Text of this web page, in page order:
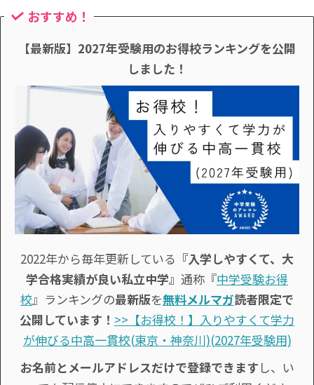
おすすめ！
【最新版】2027年受験用のお得校ランキングを公開
しました！
2022年から毎年更新している 『入学しやすくて、大
学合格実績が良い私立中学』 通称『中学受験お得
校』ランキングの最新版を無料メルマガ読者限定で
公開しています！ >>【お得校！】入りやすくて学力
が伸びる中高一貫校(東京・神奈川)(2027年受験用)
お名前とメールアドレスだけで登録できます し、い